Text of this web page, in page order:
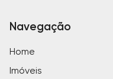
Navegação
Home
Imóveis